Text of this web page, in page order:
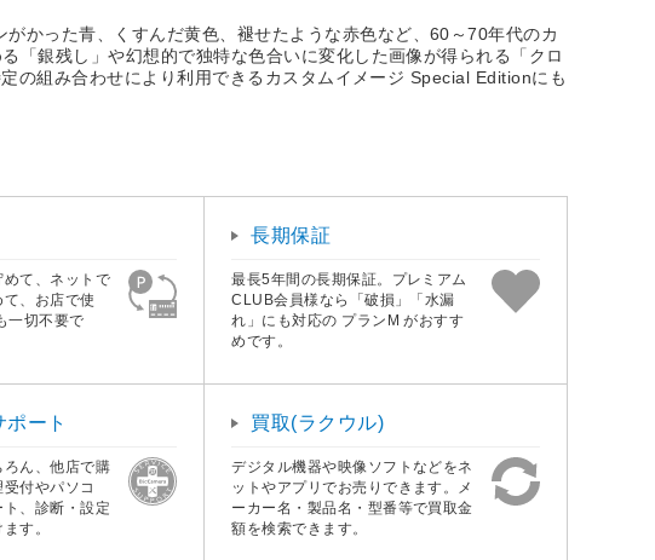
かった青、くすんだ黄色、褪せたような赤色など、60～70年代のカ
「銀残し」や幻想的で独特な色合いに変化した画像が得られる「クロ
の組み合わせにより利用できるカスタムイメージ Special Editionにも
めて、ネットで
、お店で使
一切不要で
長期保証
最長5年間の長期保証。プレミアム
CLUB会員様なら「破損」「水漏
れ」にも対応の プランM がおすす
めです。
ート
ろん、他店で購
付やパソコ
、診断・設定
す。
買取(ラクウル)
デジタル機器や映像ソフトなどをネ
ットやアプリでお売りできます。メ
ーカー名・製品名・型番等で買取金
額を検索できます。